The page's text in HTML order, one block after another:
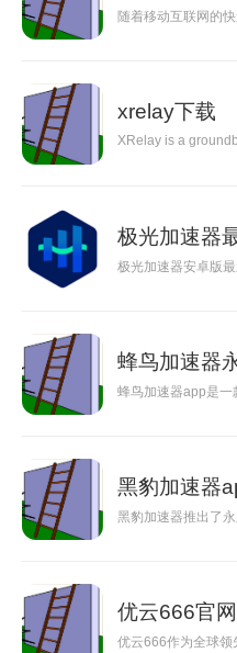
随着移动互联网的
xrelay下载
XRelay is a
极光加速器
极光加速器安卓版
蜂鸟加速器
蜂鸟加速器app是一
黑豹加速器
黑豹加速器推出了
优云666官
优云666作为全球领